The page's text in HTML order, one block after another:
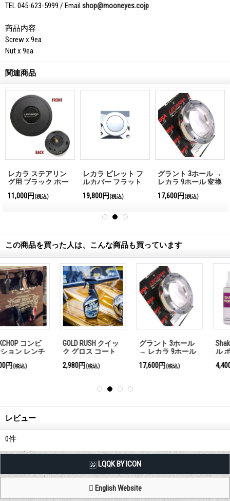
TEL 045-623-5999 / Email shop@mooneyes.cojp
商品内容
Screw x 9ea
Nut x 9ea
関連商品
レカラ ステアリン
グ用 ブラック ホー
11,000円 (税込)
レカラ ビレット フ
ルカバー フラット
19,800円 (税込)
グラント 3ホール →
レカラ 9ホール 変換
17,600円 (税込)
この商品を買った人は、こんな商品も買っています
GOLD RUSH クイッ
ク グロス コート
2,980円
グラント 3ホール
→ レカラ 9ホール
シュ）
17,600円
Shake Morley メタ
ル ポリッシュ
4,400円
レビュー
0件
LQQK BY ICON
English Website